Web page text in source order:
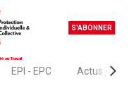
S'ABONNER
au Travail
EPI - EPC Actus